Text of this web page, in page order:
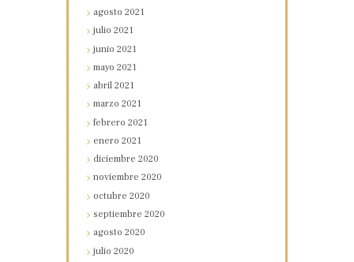
agosto2021
julio2021
junio2021
mayo2021
abril2021
marzo2021
febrero2021
enero2021
diciembre2020
noviembre2020
octubre2020
septiembre2020
agosto2020
julio2020